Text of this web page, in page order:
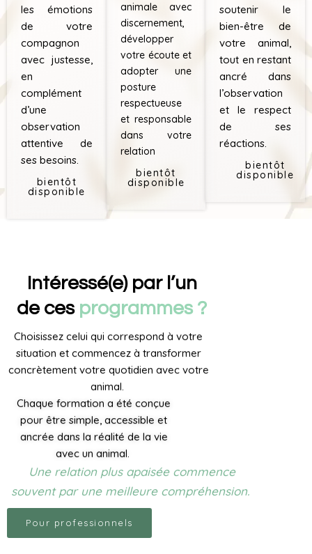
les émotions
de votre
compagnon
avec justesse,
en
complément
d’une
observation
attentive de
ses besoins.
bientôt
disponible
animale avec
discernement,
développer
votre écoute et
adopter une
posture
respectueuse
et responsable
dans votre
relation
bientôt
disponible
soutenir le
bien-être de
votre animal,
tout en restant
ancré dans
l’observation
et le respect
de ses
réactions.
bientôt
disponible
Intéressé(e) par l’un
de ces programmes ?
Choisissez celui qui correspond à votre
situation et commencez à transformer
concrètement votre quotidien avec votre
animal.
Chaque formation a été conçue
pour être simple, accessible et
ancrée dans la réalité de la vie
avec un animal.
Une relation plus apaisée commence
souvent par une meilleure compréhension.
Pour professionnels